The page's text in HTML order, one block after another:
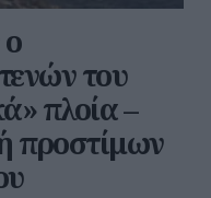
του
πλοία –
προστίμων